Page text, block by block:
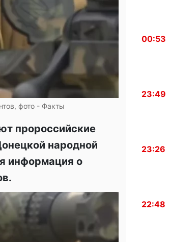
фото - Факты
пророссийские
народной
информация о
00:53
23:49
23:26
22:48